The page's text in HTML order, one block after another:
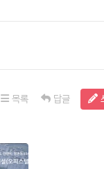
목록 답글